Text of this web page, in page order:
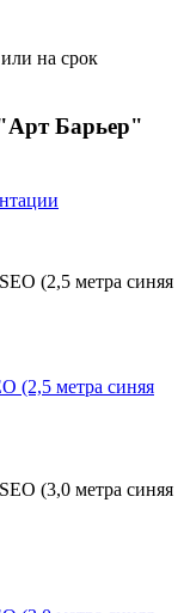
на срок
Барьер"
(2,5 метра синяя